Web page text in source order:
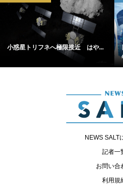
小惑星トリフネへ極限接近 はや...
NEWS SALT
記者一
お問い合
利用規